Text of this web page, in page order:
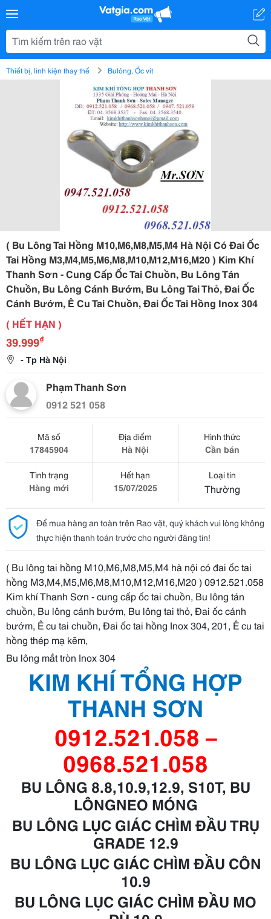
Thiết bị, linh kiện thay thế Bulông, Ốc vít
( Bu Lông Tai Hồng M10,M6,M8,M5,M4 Hà Nội Có Đai Ốc
Tai Hồng M3,M4,M5,M6,M8,M10,M12,M16,M20 ) Kim Khí
Thanh Sơn - Cung Cấp Ốc Tai Chuồn, Bu Lông Tán
Chuồn, Bu Lông Cánh Bướm, Bu Lông Tai Thỏ, Đai Ốc
Cánh Bướm, Ê Cu Tai Chuồn, Đai Ốc Tai Hồng Inox 304
( HẾT HẠN )
39.999₫
- Tp Hà Nội
Phạm Thanh Sơn
0912 521 058
Mã số
17845904
Địa điểm
Hà Nội
Hình thức
Cần bán
Tình trạng
Hàng mới
Hết hạn
15/07/2025
Loại tin
Thường
Để mua hàng an toàn trên Rao vặt, quý khách vui lòng không
thực hiện thanh toán trước cho người đăng tin!
( Bu lông tai hồng M10,M6,M8,M5,M4 hà nội có đai ốc tai
hồng M3,M4,M5,M6,M8,M10,M12,M16,M20 ) 0912.521.058
Kim khí Thanh Sơn - cung cấp ốc tai chuồn, Bu lông tán
chuồn, Bu lông cánh bướm, Bu lông tai thỏ, Đai ốc cánh
bướm, Ê cu tai chuồn, Đai ốc tai hồng Inox 304, 201, Ê cu tai
hồng thép mạ kẽm,
Bu lông mắt tròn Inox 304
KIM KHÍ TỔNG HỢP
THANH SƠN
0912.521.058 –
0968.521.058
BU LÔNG 8.8,10.9,12.9, S10T, BU
LÔNGNEO MÓNG
BU LÔNG LỤC GIÁC CHÌM ĐẦU TRỤ
GRADE 12.9
BU LÔNG LỤC GIÁC CHÌM ĐẦU CÔN
10.9
BU LÔNG LỤC GIÁC CHÌM ĐẦU MO